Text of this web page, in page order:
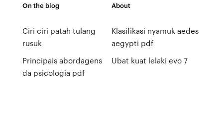
On the blog
Ciri ciri patah tulang
rusuk
Principais abordagens
da psicologia pdf
About
Klasifikasi nyamuk aedes
aegypti pdf
Ubat kuat lelaki evo 7